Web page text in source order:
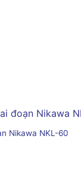
Nikawa NKL-60